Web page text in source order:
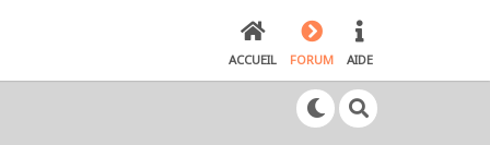
ACCUEIL FORUM AIDE